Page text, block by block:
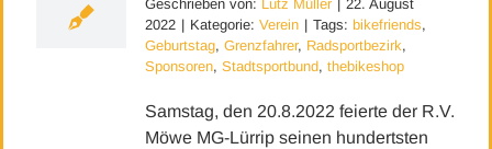
Geschrieben von: Lutz Müller | 22. August
2022 | Kategorie: Verein | Tags: bikefriends,
Geburtstag, Grenzfahrer, Radsportbezirk,
Sponsoren, Stadtsportbund, thebikeshop
Samstag, den 20.8.2022 feierte der R.V.
Möwe MG-Lürrip seinen hundertsten